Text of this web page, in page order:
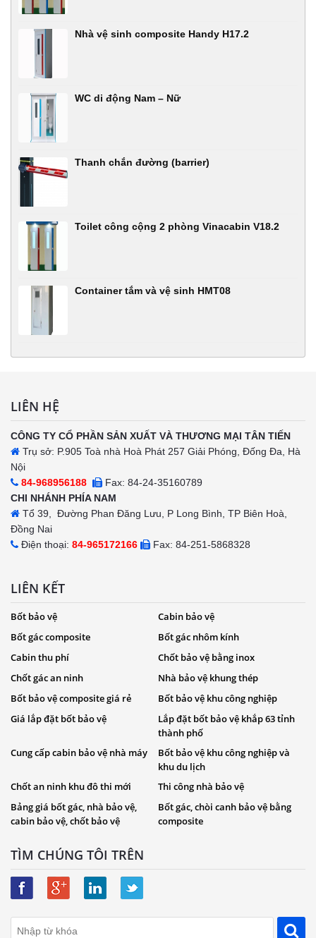
Nhà vệ sinh composite Handy H17.2
WC di động Nam – Nữ
Thanh chắn đường (barrier)
Toilet công cộng 2 phòng Vinacabin V18.2
Container tắm và vệ sinh HMT08
LIÊN HỆ
CÔNG TY CỔ PHẦN SẢN XUẤT VÀ THƯƠNG MẠI TÂN TIẾN
Trụ sở: P.905 Toà nhà Hoà Phát 257 Giải Phóng, Đống Đa, Hà
Nội
84-968956188
Fax: 84-24-35160789
CHI NHÁNH PHÍA NAM
Tổ 39, Đường Phan Đăng Lưu, P Long Bình, TP Biên Hoà,
Đồng Nai
Điện thoại: 84-965172166 Fax: 84-251-5868328
LIÊN KẾT
Bốt bảo vệ
Cabin bảo vệ
Bốt gác composite
Bốt gác nhôm kính
Cabin thu phí
Chốt bảo vệ bằng inox
Chốt gác an ninh
Nhà bảo vệ khung thép
Bốt bảo vệ composite giá rẻ
Bốt bảo vệ khu công nghiệp
Giá lắp đặt bốt bảo vệ
Lắp đặt bốt bảo vệ khắp 63 tỉnh
thành phố
Cung cấp cabin bảo vệ nhà máy Bốt bảo vệ khu công nghiệp và
khu du lịch
Chốt an ninh khu đô thi mới
Thi công nhà bảo vệ
Bảng giá bốt gác, nhà bảo vệ,
cabin bảo vệ, chốt bảo vệ
Bốt gác, chòi canh bảo vệ bằng
composite
TÌM CHÚNG TÔI TRÊN